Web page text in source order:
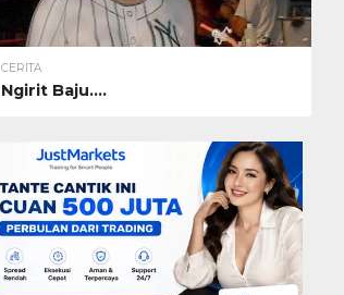
CERITA
Ngirit Baju….